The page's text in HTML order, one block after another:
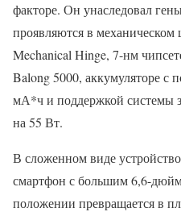
факторе. Он унаследовал
проявляются в
Mechanical Hinge, 7-нм
Balong 5000, аккумуляторе с
мА*ч и поддержкой системы
на 55 Вт.
В сложенном виде
смартфон с большим 6,6-
положении превращается в